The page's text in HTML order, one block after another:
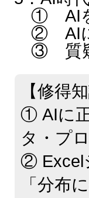
① AIを
② AIに
③ 質
【修得
① AIに
タ・プ
② Excel
「分布